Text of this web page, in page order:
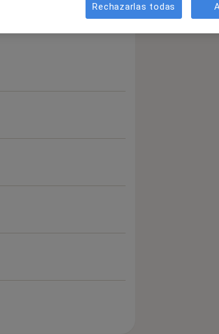
Rechazarlas todas